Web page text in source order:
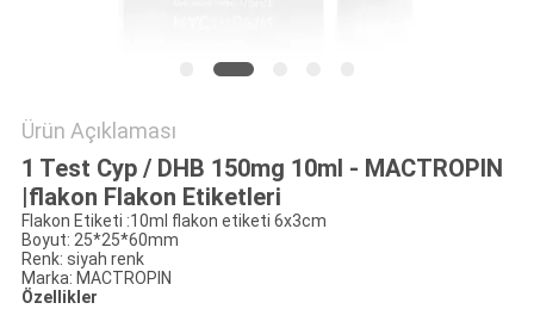
Ürün Açıklaması
1 Test Cyp / DHB 150mg 10ml - MACTROPIN
|flakon Flakon Etiketleri
Flakon Etiketi :10ml flakon etiketi 6x3cm
Boyut: 25*25*60mm
Renk: siyah renk
Marka: MACTROPIN
Özellikler